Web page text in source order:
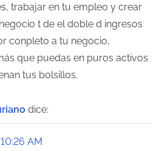
trabajar en tu empleo y crear
t de el doble d ingresos
conpleto a tu negocio,
que puedas en puros activos
tus bolsillos.
dice:
AM